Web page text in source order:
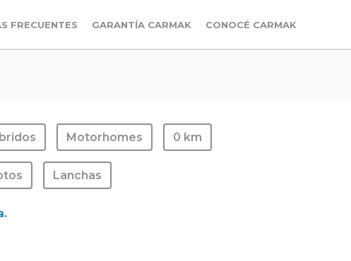
FRECUENTES GARANTÍA CARMAK CONOCÉ CARMAK
Motorhomes 0 km
Lanchas